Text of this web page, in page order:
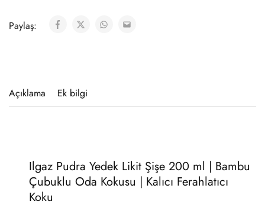
Paylaş:
Açıklama Ek bilgi
Ilgaz Pudra Yedek Likit Şişe 200 ml | Bambu
Çubuklu Oda Kokusu | Kalıcı Ferahlatıcı
Koku